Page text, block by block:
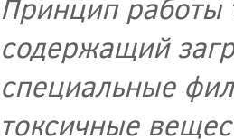
содержащий
специальные
токсичные